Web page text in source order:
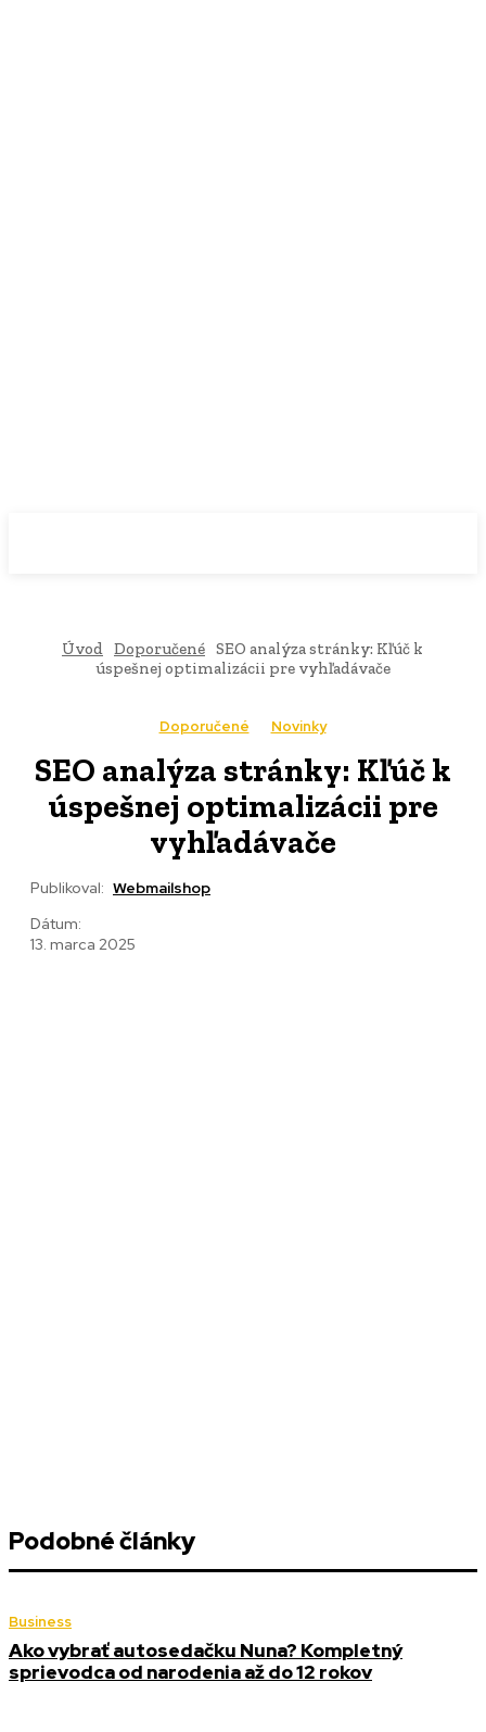
Úvod Doporučené SEO analýza stránky: Kľúč k
úspešnej optimalizácii pre vyhľadávače
Doporučené Novinky
SEO analýza stránky: Kľúč k
úspešnej optimalizácii pre
vyhľadávače
Publikoval: Webmailshop
Dátum:
13. marca 2025
Podobné články
Business
Ako vybrať autosedačku Nuna? Kompletný
sprievodca od narodenia až do 12 rokov